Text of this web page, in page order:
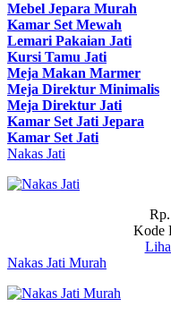
Mebel Jepara Murah
Kamar Set Mewah
Lemari Pakaian Jati
Kursi Tamu Jati
Meja Makan Marmer
Meja Direktur Minimalis
Meja Direktur Jati
Kamar Set Jati Jepara
Kamar Set Jati
Nakas Jati
Kode
Nakas Jati Murah